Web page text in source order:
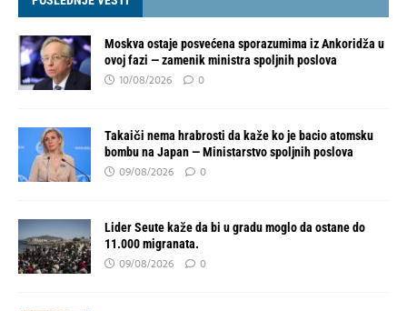
Moskva ostaje posvećena sporazumima iz Ankoridža u
ovoj fazi — zamenik ministra spoljnih poslova
10/08/2026 0
Takaiči nema hrabrosti da kaže ko je bacio atomsku
bombu na Japan — Ministarstvo spoljnih poslova
09/08/2026 0
Lider Seute kaže da bi u gradu moglo da ostane do
11.000 migranata.
09/08/2026 0